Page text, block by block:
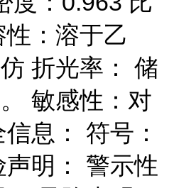
：溶于乙
折光率： 储
敏感性：对
息： 符号：
明： 警示性